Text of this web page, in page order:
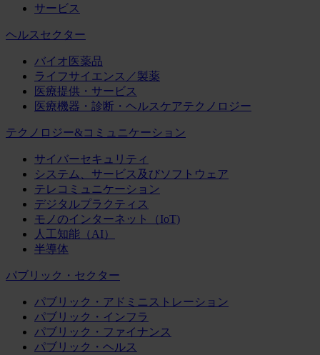
サービス
ヘルスセクター
バイオ医薬品
ライフサイエンス／製薬
医療提供・サービス
医療機器・診断・ヘルスケアテクノロジー
テクノロジー&コミュニケーション
サイバーセキュリティ
システム、サービス及びソフトウェア
テレコミュニケーション
デジタルプラクティス
モノのインターネット（IoT)
人工知能（AI）
半導体
パブリック・セクター
パブリック・アドミニストレーション
パブリック・インフラ
パブリック・ファイナンス
パブリック・ヘルス